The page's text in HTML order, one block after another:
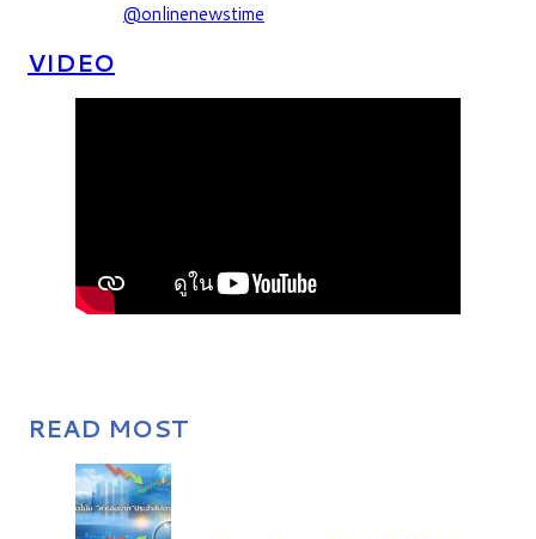
@onlinenewstime
VIDEO
READ MOST